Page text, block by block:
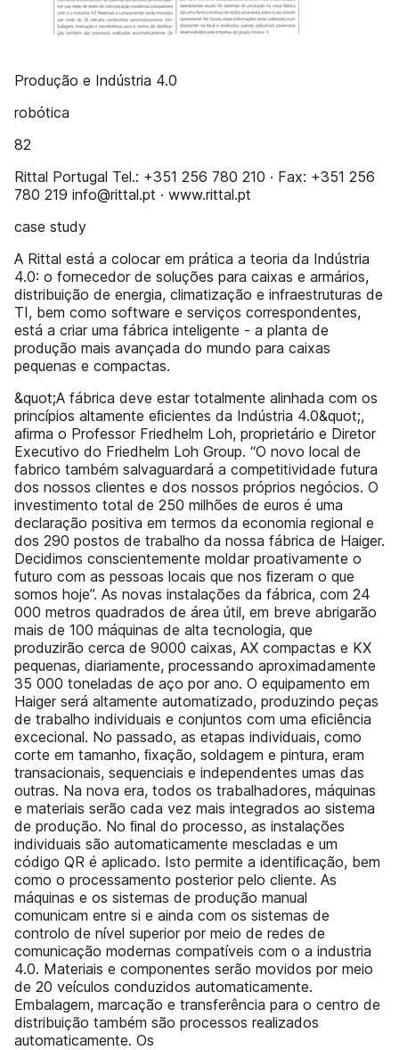
Produção e Indústria 4.0
robótica
82
Rittal Portugal Tel.: +351 256 780 210 · Fax: +351 256
780 219 info@rittal.pt · www.rittal.pt
case study
A Rittal está a colocar em prática a teoria da Indústria
4.0: o fornecedor de soluções para caixas e armários,
distribuição de energia, climatização e infraestruturas de
TI, bem como software e serviços correspondentes,
está a criar uma fábrica inteligente - a planta de
produção mais avançada do mundo para caixas
pequenas e compactas.
&quot;A fábrica deve estar totalmente alinhada com os
princípios altamente eﬁcientes da Indústria 4.0&quot;,
aﬁrma o Professor Friedhelm Loh, proprietário e Diretor
Executivo do Friedhelm Loh Group. “O novo local de
fabrico também salvaguardará a competitividade futura
dos nossos clientes e dos nossos próprios negócios. O
investimento total de 250 milhões de euros é uma
declaração positiva em termos da economia regional e
dos 290 postos de trabalho da nossa fábrica de Haiger.
Decidimos conscientemente moldar proativamente o
futuro com as pessoas locais que nos ﬁzeram o que
somos hoje”. As novas instalações da fábrica, com 24
000 metros quadrados de área útil, em breve abrigarão
mais de 100 máquinas de alta tecnologia, que
produzirão cerca de 9000 caixas, AX compactas e KX
pequenas, diariamente, processando aproximadamente
35 000 toneladas de aço por ano. O equipamento em
Haiger será altamente automatizado, produzindo peças
de trabalho individuais e conjuntos com uma eﬁciência
excecional. No passado, as etapas individuais, como
corte em tamanho, ﬁxação, soldagem e pintura, eram
transacionais, sequenciais e independentes umas das
outras. Na nova era, todos os trabalhadores, máquinas
e materiais serão cada vez mais integrados ao sistema
de produção. No ﬁnal do processo, as instalações
individuais são automaticamente mescladas e um
código QR é aplicado. Isto permite a identiﬁcação, bem
como o processamento posterior pelo cliente. As
máquinas e os sistemas de produção manual
comunicam entre si e ainda com os sistemas de
controlo de nível superior por meio de redes de
comunicação modernas compatíveis com o a industria
4.0. Materiais e componentes serão movidos por meio
de 20 veículos conduzidos automaticamente.
Embalagem, marcação e transferência para o centro de
distribuição também são processos realizados
automaticamente. Os